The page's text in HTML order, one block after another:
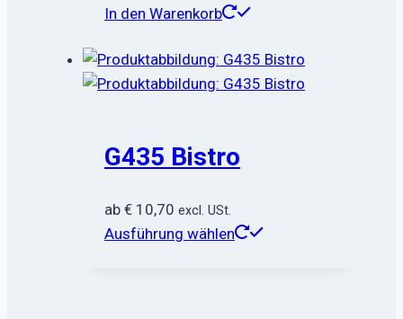
In den Warenkorb
G435 Bistro
ab € 10,70 excl. USt.
Ausführung wählen
Dieses